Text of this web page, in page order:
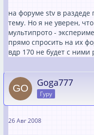
на форуме stv в раздеде
тему. Но я не уверен,
мультипрото -
прямо спросить на их
вдр 170 не будет с ними
Goga777
Гуру
26 Авг 2008